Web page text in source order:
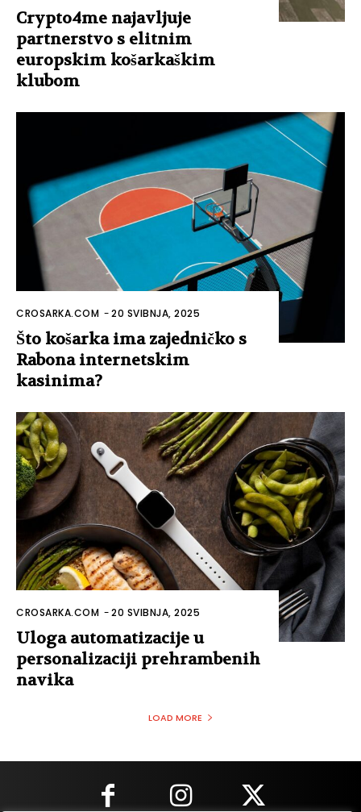
Crypto4me najavljuje
partnerstvo s elitnim
europskim košarkaškim
klubom
CROSARKA.COM -20 SVIBNJA, 2025
Što košarka ima zajedničko s
Rabona internetskim
kasinima?
CROSARKA.COM -20 SVIBNJA, 2025
Uloga automatizacije u
personalizaciji prehrambenih
navika
LOAD MORE